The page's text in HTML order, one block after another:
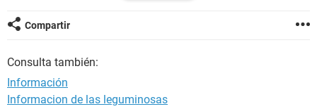
Compartir
Consulta también:
Información
Informacion de las leguminosas